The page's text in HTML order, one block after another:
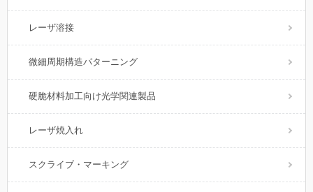
レーザ溶接
微細周期構造パターニング
硬脆材料加工向け光学関連製品
レーザ焼入れ
スクライブ・マーキング